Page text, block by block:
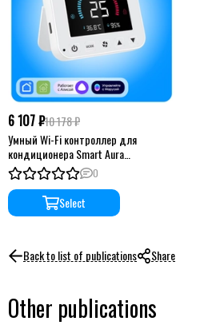
6 107 ₽10 178 ₽
Умный Wi-Fi контроллер для
кондиционера Smart Aura
универсальный
0
Select
Back to list of publications Share
Other publications